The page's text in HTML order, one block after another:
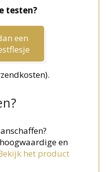
testen?
een
en
het product